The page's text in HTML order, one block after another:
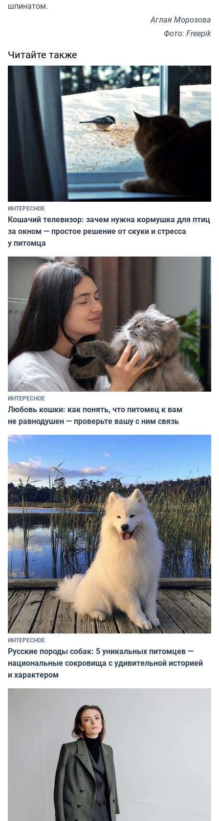
шпинатом.
Аглая Морозова
Фото: Freepik
Читайте также
ИНТЕРЕСНОЕ
Кошачий телевизор: зачем нужна кормушка для птиц
за окном — простое решение от скуки и стресса
у питомца
ИНТЕРЕСНОЕ
Любовь кошки: как понять, что питомец к вам
не равнодушен — проверьте вашу с ним связь
ИНТЕРЕСНОЕ
Русские породы собак: 5 уникальных питомцев —
национальные сокровища с удивительной историей
и характером